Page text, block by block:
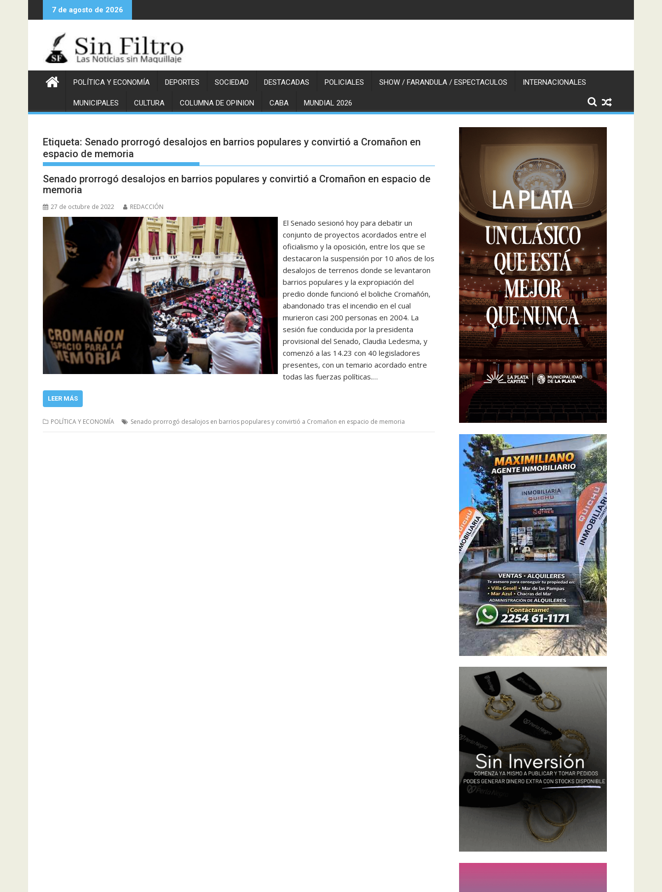
al
7 de agosto de 2026
POLÍTICA Y ECONOMÍA DEPORTES SOCIEDAD DESTACADAS POLICIALES SHOW / FARANDULA / ESPECTACULOS INTERNACIONALES
MUNICIPALES CULTURA COLUMNA DE OPINION CABA MUNDIAL 2026
Etiqueta: Senado prorrogó desalojos en barrios populares y convirtió a Cromañon en
espacio de memoria
Senado prorrogó desalojos en barrios populares y convirtió a Cromañon en espacio de
memoria
27 de octubre de 2022 REDACCIÓN
El Senado sesionó hoy para debatir un
conjunto de proyectos acordados entre el
oficialismo y la oposición, entre los que se
destacaron la suspensión por 10 años de los
desalojos de terrenos donde se levantaron
barrios populares y la expropiación del
predio donde funcionó el boliche Cromañón,
abandonado tras el incendio en el cual
murieron casi 200 personas en 2004. La
sesión fue conducida por la presidenta
provisional del Senado, Claudia Ledesma, y
comenzó a las 14.23 con 40 legisladores
presentes, con un temario acordado entre
todas las fuerzas políticas.…
LEER MÁS
POLÍTICA Y ECONOMÍA Senado prorrogó desalojos en barrios populares y convirtió a Cromañon en espacio de memoria